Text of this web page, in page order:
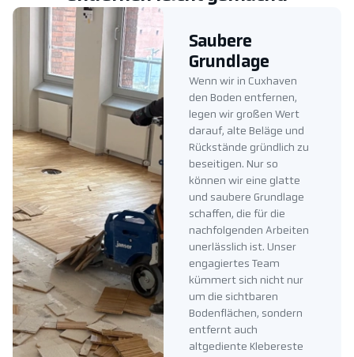
Saubere
Grundlage
Wenn wir in Cuxhaven
den Boden entfernen,
legen wir großen Wert
darauf, alte Beläge und
Rückstände gründlich zu
beseitigen. Nur so
können wir eine glatte
und saubere Grundlage
schaffen, die für die
nachfolgenden Arbeiten
unerlässlich ist. Unser
engagiertes Team
kümmert sich nicht nur
um die sichtbaren
Bodenflächen, sondern
entfernt auch
altgediente Klebereste